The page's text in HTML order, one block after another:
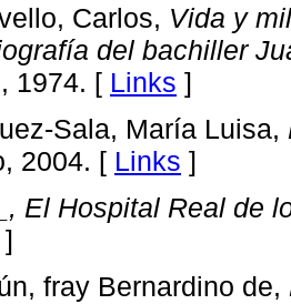
Carlos, Vida y
del bachiller
1974. [ Links ]
Sala, María Luisa,
2004. [ Links ]
El Hospital Real de
]
fray Bernardino de,